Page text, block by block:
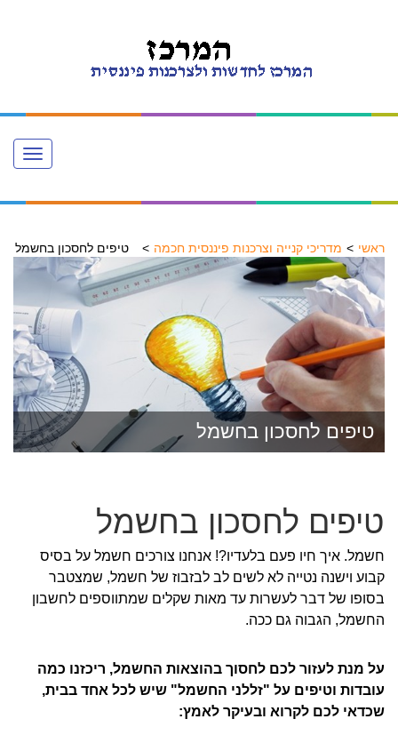
Toggle
navigation
ראשי מדריכי קנייה וצרכנות פיננסית חכמה טיפים לחסכון בחשמל
טיפים לחסכון בחשמל
טיפים לחסכון בחשמל
חשמל. איך חיו פעם בלעדיו?! אנחנו צורכים חשמל על בסיס
קבוע וישנה נטייה לא לשים לב לבזבוז של חשמל, שמצטבר
בסופו של דבר לעשרות עד מאות שקלים שמתווספים לחשבון
החשמל, הגבוה גם ככה.
על מנת לעזור לכם לחסוך בהוצאות החשמל, ריכזנו כמה
עובדות וטיפים על "זללני החשמל" שיש לכל אחד בבית,
שכדאי לכם לקרוא ובעיקר לאמץ: